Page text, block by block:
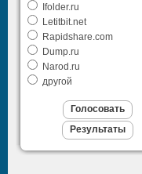
Ifolder.ru
Letitbit.net
Rapidshare.com
Dump.ru
Narod.ru
другой